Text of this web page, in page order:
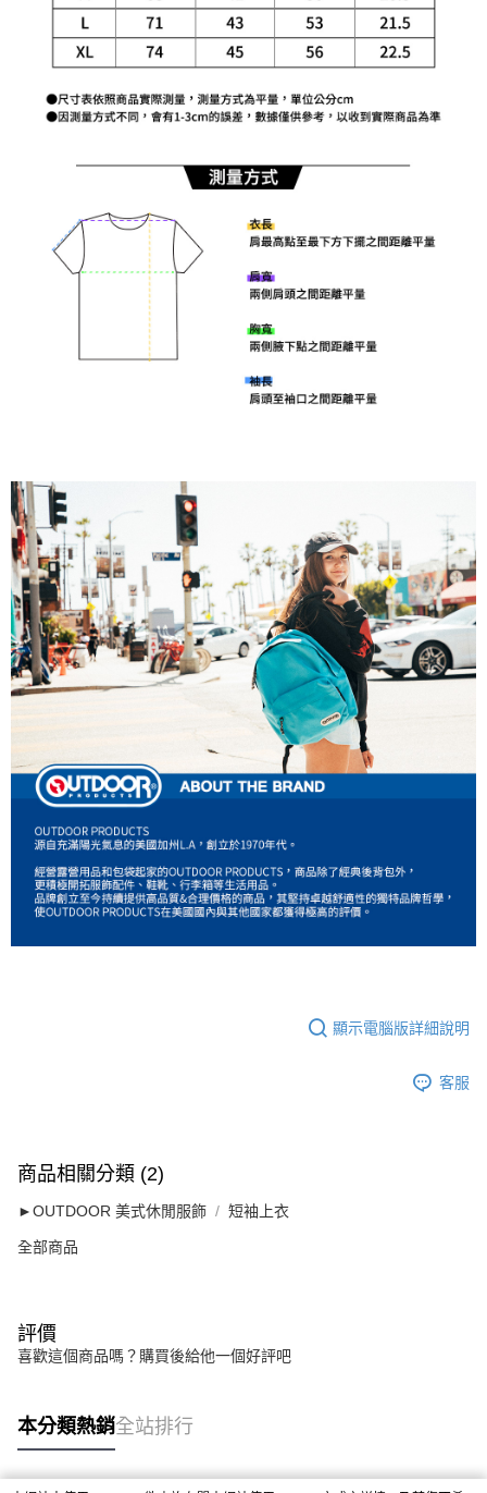
顯示電腦版詳細說明
客服
商品相關分類 (2)
►OUTDOOR 美式休閒服飾 短袖上衣
全部商品
評價
喜歡這個商品嗎？購買後給他一個好評吧
本分類熱銷全站排行